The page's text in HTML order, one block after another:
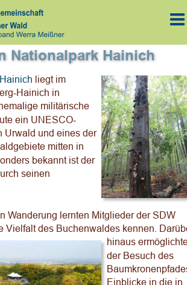
liegt im
Hainich in
militärische
ein UNESCO-
Urwald und eines der
mitten in
bekannt ist der
seinen
Wanderung lernten Mitglieder der SDW
Vielfalt des Buchenwaldes kennen.
hinaus
der Besuch des
Einblicke in die in
Nationalpark Hainich